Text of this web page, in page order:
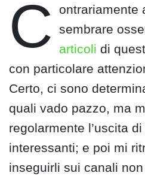
C
ontrariamente
sembrare
articoli di
con particolare
Certo, ci sono
quali vado pazzo, ma
regolarmente l’uscita
interessanti; e poi mi
inseguirli sui canali